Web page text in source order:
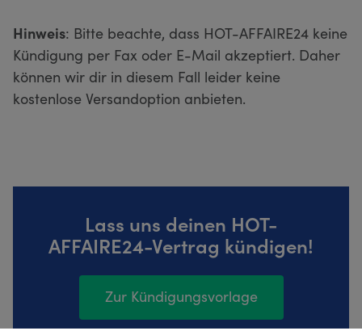
Hinweis: Bitte beachte, dass HOT-AFFAIRE24 keine
Kündigung per Fax oder E-Mail akzeptiert. Daher
können wir dir in diesem Fall leider keine
kostenlose Versandoption anbieten.
Lass uns deinen HOT-
AFFAIRE24-Vertrag kündigen!
Zur Kündigungsvorlage